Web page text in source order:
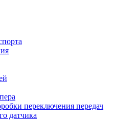
переключения передач
датчика